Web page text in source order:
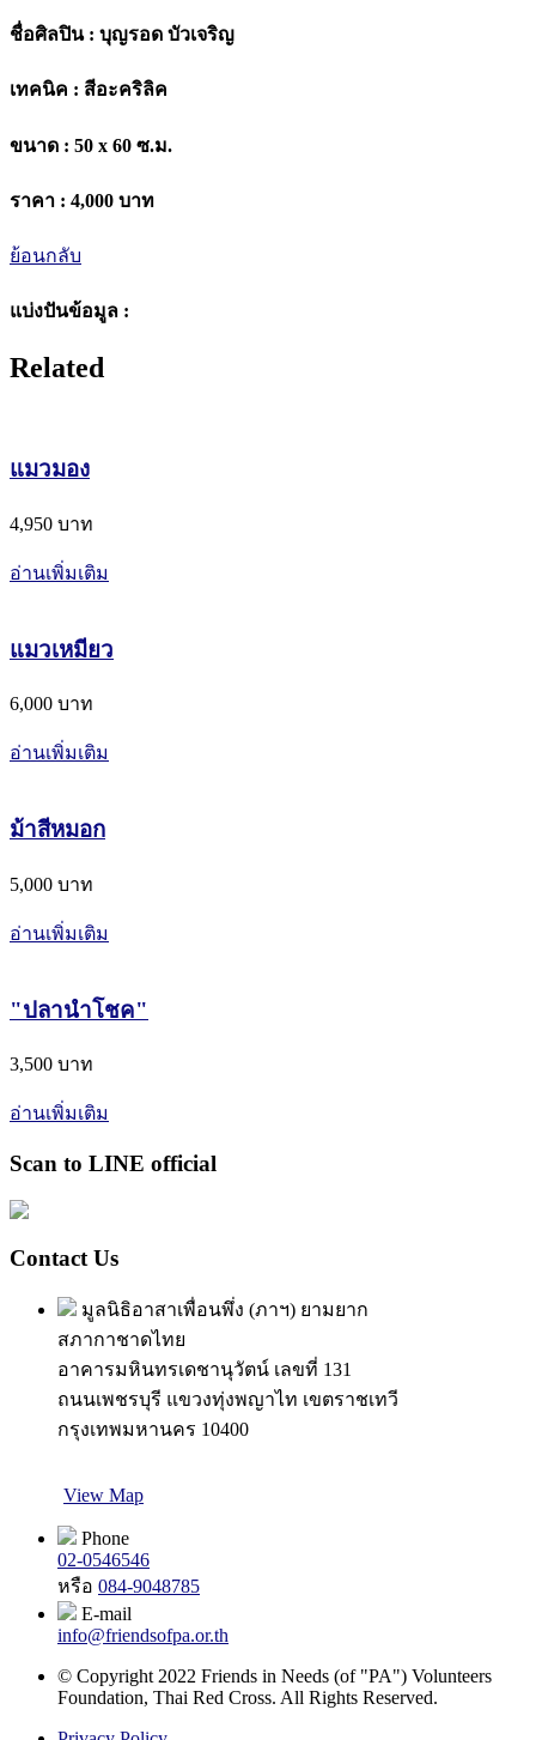
ชื่อศิลปิน : บุญรอด บัวเจริญ
เทคนิค : สีอะคริลิค
ขนาด : 50 x 60 ซ.ม.
ราคา : 4,000 บาท
ย้อนกลับ
แบ่งปันข้อมูล :
Related
แมวมอง
4,950 บาท
อ่านเพิ่มเติม
แมวเหมียว
6,000 บาท
อ่านเพิ่มเติม
ม้าสีหมอก
5,000 บาท
อ่านเพิ่มเติม
"ปลานำโชค"
3,500 บาท
อ่านเพิ่มเติม
Scan to LINE official
Contact Us
มูลนิธิอาสาเพื่อนพึ่ง (ภาฯ) ยามยาก
สภากาชาดไทย
อาคารมหินทรเดชานุวัตน์ เลขที่ 131
ถนนเพชรบุรี แขวงทุ่งพญาไท เขตราชเทวี
กรุงเทพมหานคร 10400
View Map
Phone
02-0546546
หรือ 084-9048785
E-mail
info@friendsofpa.or.th
© Copyright 2022 Friends in Needs (of "PA") Volunteers
Foundation, Thai Red Cross. All Rights Reserved.